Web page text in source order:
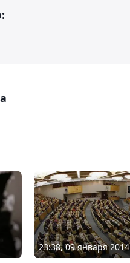
23:38, 09 января 2014